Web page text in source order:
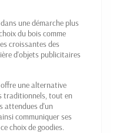
une démarche plus
du bois comme
croissantes des
d'objets publicitaires
une alternative
traditionnels, tout en
attendues d'un
communiquer ses
choix de goodies.